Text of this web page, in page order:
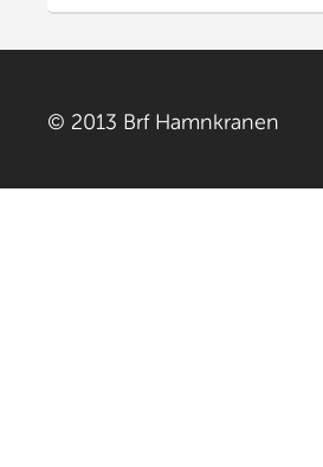
© 2013 Brf Hamnkranen